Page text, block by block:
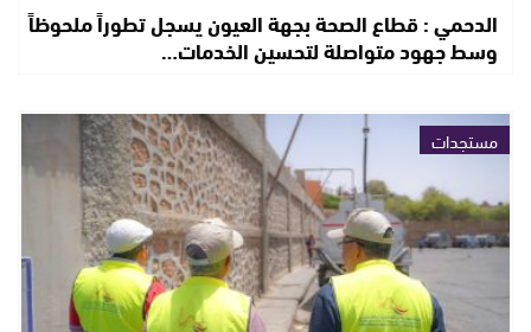
الدحمي : قطاع الصحة بجهة العيون يسجل تطوراً ملحوظاً
وسط جهود متواصلة لتحسين الخدمات…
مستجدات